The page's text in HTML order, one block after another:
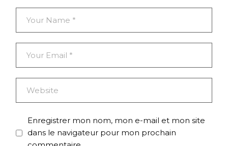
Enregistrer mon nom, mon e-mail et mon site
dans le navigateur pour mon prochain